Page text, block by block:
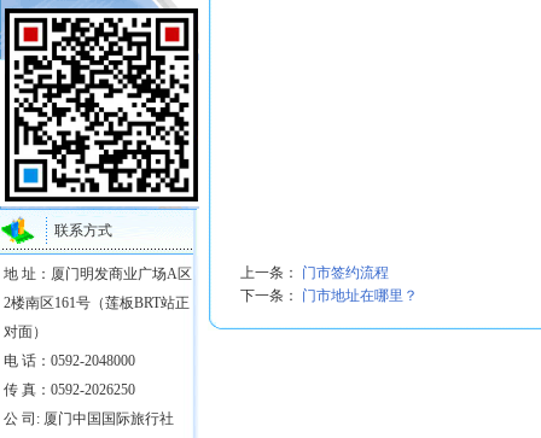
联系方式
地 址：厦门明发商业广场A区
2楼南区161号（莲板BRT站正
对面）
电 话：0592-2048000
传 真：0592-2026250
公 司: 厦门中国国际旅行社
上一条：
门市签约流程
下一条：
门市地址在哪里？